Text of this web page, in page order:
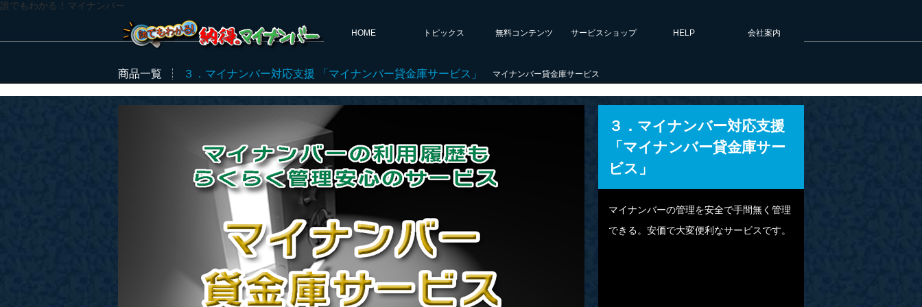
誰でもわかる！マイナンバー
HOME トピックス 無料コンテンツ サービスショップ HELP 会社案内
商品一覧 ３．マイナンバー対応支援 「マイナンバー貸金庫サービス」 マイナンバー貸金庫サービス
３．マイナンバー対応支援
「マイナンバー貸金庫サー
ビス」
マイナンバーの管理を安全で手間無く管理
できる。安価で大変便利なサービスです。